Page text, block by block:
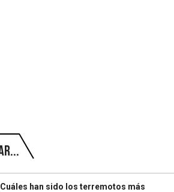
han sido los terremotos más